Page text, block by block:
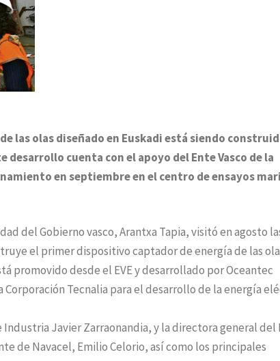
las olas diseñado en Euskadi está siendo
desarrollo cuenta con el apoyo del Ente Vasco de la
en septiembre en el centro de ensayos
del Gobierno vasco, Arantxa Tapia, visitó en agosto
el primer dispositivo captador de energía de las
promovido desde el EVE y desarrollado por Oceantec
Tecnalia para el desarrollo de la energía
Javier Zarraonandia, y la directora general del
de Navacel, Emilio Celorio, así como los principales